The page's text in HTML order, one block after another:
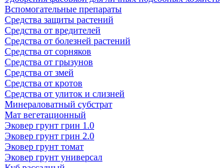
Вспомогательные препараты
Средства защиты растений
Средства от вредителей
Средства от болезней растений
Средства от сорняков
Средства от грызунов
Средства от змей
Средства от кротов
Средства от улиток и слизней
Минераловатный субстрат
Мат вегетационный
Эковер грунт грин 1.0
Эковер грунт грин 2.0
Эковер грунт томат
Эковер грунт универсал